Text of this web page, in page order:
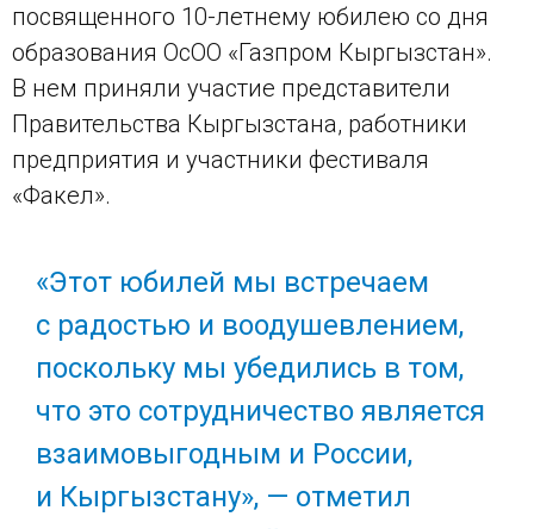
посвященного 10-летнему юбилею со дня
образования ОсОО «Газпром Кыргызстан».
В нем приняли участие представители
Правительства Кыргызстана, работники
предприятия и участники фестиваля
«Факел».
«Этот юбилей мы встречаем
с радостью и воодушевлением,
поскольку мы убедились в том,
что это сотрудничество является
взаимовыгодным и России,
и Кыргызстану», — отметил